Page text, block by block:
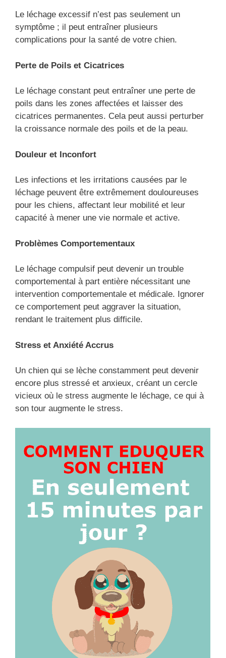
Le léchage excessif n’est pas seulement un
symptôme ; il peut entraîner plusieurs
complications pour la santé de votre chien.
Perte de Poils et Cicatrices
Le léchage constant peut entraîner une perte de
poils dans les zones affectées et laisser des
cicatrices permanentes. Cela peut aussi perturber
la croissance normale des poils et de la peau.
Douleur et Inconfort
Les infections et les irritations causées par le
léchage peuvent être extrêmement douloureuses
pour les chiens, affectant leur mobilité et leur
capacité à mener une vie normale et active.
Problèmes Comportementaux
Le léchage compulsif peut devenir un trouble
comportemental à part entière nécessitant une
intervention comportementale et médicale. Ignorer
ce comportement peut aggraver la situation,
rendant le traitement plus difficile.
Stress et Anxiété Accrus
Un chien qui se lèche constamment peut devenir
encore plus stressé et anxieux, créant un cercle
vicieux où le stress augmente le léchage, ce qui à
son tour augmente le stress.